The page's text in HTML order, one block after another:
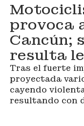
provoca
Cancún;
resulta
Tras el fuerte
proyectada
cayendo
resultando con